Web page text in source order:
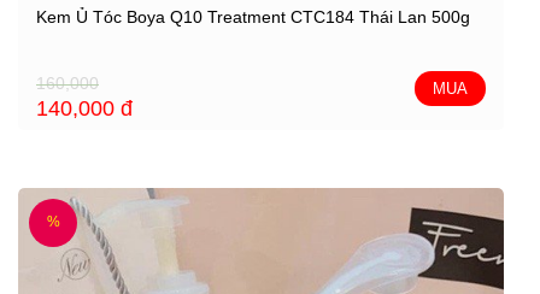
Kem Ủ Tóc Boya Q10 Treatment CTC184 Thái Lan 500g
160,000
140,000 đ
MUA
%